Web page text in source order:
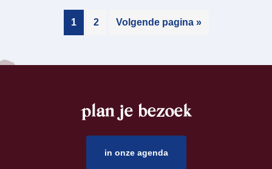
1 2 Volgende pagina »
plan je bezoek
in onze agenda